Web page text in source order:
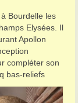
Bourdelle les
Elysées. Il
Apollon
compléter son
bas-reliefs